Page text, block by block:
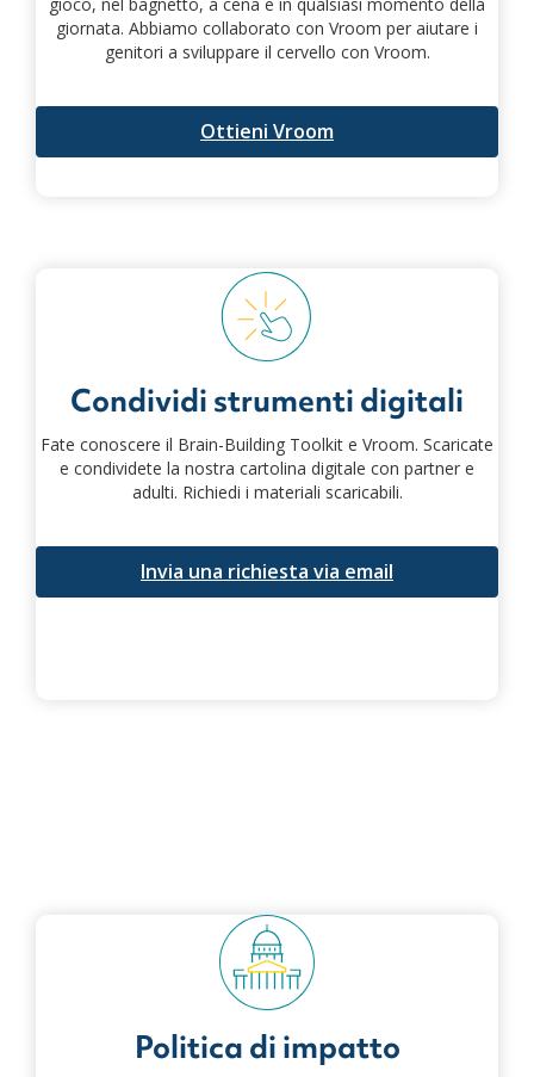
giornata. Abbiamo collaborato con Vroom per aiutare i
genitori a sviluppare il cervello con Vroom.
Ottieni Vroom
Condividi strumenti digitali
Fate conoscere il Brain-Building Toolkit e Vroom. Scaricate
e condividete la nostra cartolina digitale con partner e
adulti. Richiedi i materiali scaricabili.
Invia una richiesta via email
Politica di impatto